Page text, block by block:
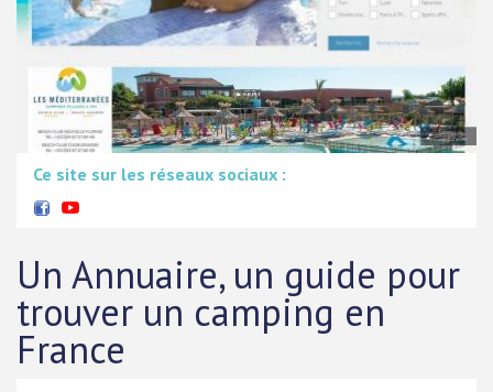
Ce site sur les réseaux sociaux :
Un Annuaire, un guide pour
trouver un camping en
France